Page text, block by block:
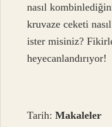
nasıl
kruvaze ceketi
ister misiniz?
heyecanlandırıyor!
Tarih:Makaleler